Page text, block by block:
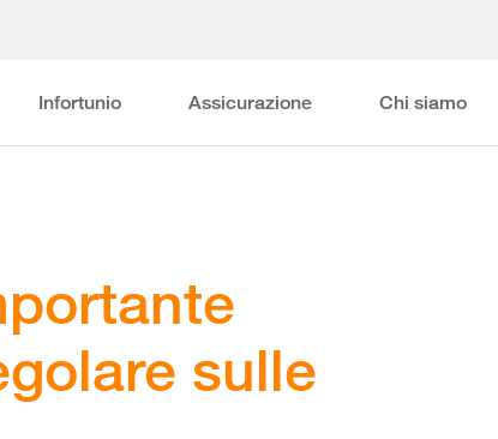
Infortunio Assicurazione Chi siamo
sulle